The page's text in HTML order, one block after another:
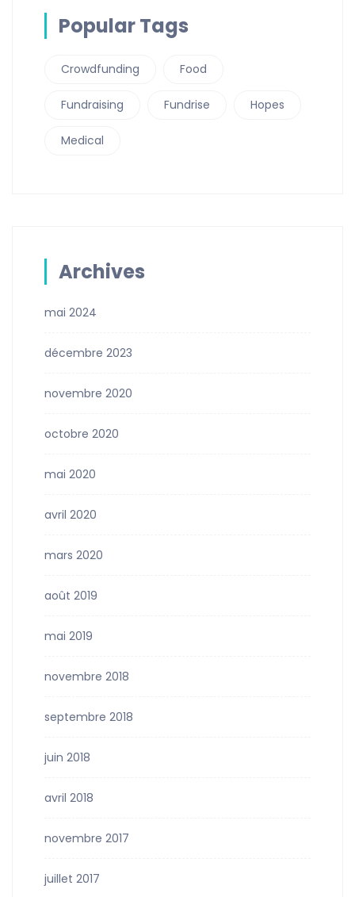
Popular Tags
Crowdfunding Food
Fundraising Fundrise Hopes
Medical
Archives
mai 2024
décembre 2023
novembre 2020
octobre 2020
mai 2020
avril 2020
mars 2020
août 2019
mai 2019
novembre 2018
septembre 2018
juin 2018
avril 2018
novembre 2017
juillet 2017